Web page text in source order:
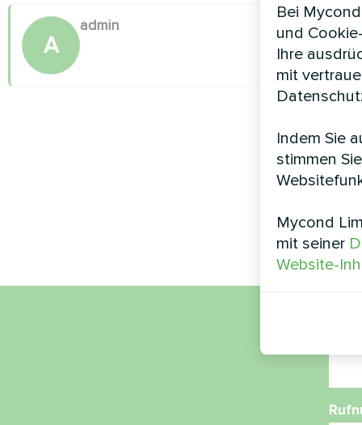
A
admin
Bei
und
Ihre
mit
Indem Sie
stimmen
Mycond
mit seiner
Website-